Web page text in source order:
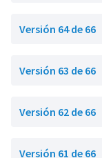
Versión 64 de 66
Versión 63 de 66
Versión 62 de 66
Versión 61 de 66